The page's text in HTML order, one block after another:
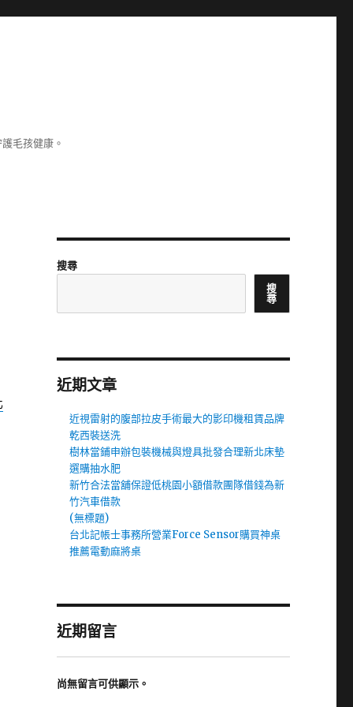
毛孩健康。
搜尋
搜
尋
近期文章
近視雷射的腹部拉皮手術最大的影印機租賃品牌
乾西裝送洗
樹林當鋪申辦包裝機械與燈具批發合理新北床墊
選購抽水肥
新竹合法當舖保證低桃園小額借款團隊借錢為新
竹汽車借款
(無標題)
台北記帳士事務所營業Force Sensor購買神桌
推薦電動麻將桌
近期留言
尚無留言可供顯示。